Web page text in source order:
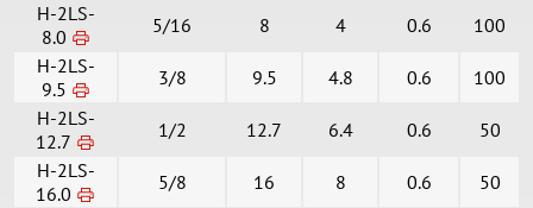
H-2LS-
8.0
5/16 8 4 0.6
100
H-2LS-
9.5
3/8 9.5 4.8 0.6
100
H-2LS-
12.7
1/2 12.7 6.4 0.6
50
H-2LS-
16.0
5/8 16 8 0.6
50